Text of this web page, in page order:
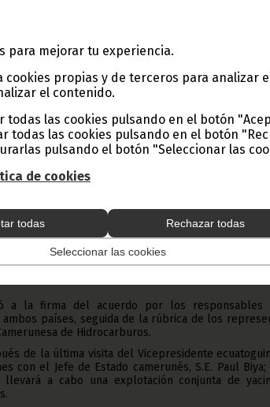
para mejorar tu experiencia.
cookies propias y de terceros para analizar
el contenido.
todas las cookies pulsando en el botón
todas las cookies pulsando en el botón
pulsando el botón "Seleccionar las
de cookies
todas Rechazar todas
Seleccionar las cookies
se han unido para la explotación
con la firma del Acuerdo de
de la República, S.E Teodoro Nguema Obiang
en el Palacio del Pueblo en Malabo.
este acuerdo marca un hito en las
de cooperación técnica y económica orientado a
y la creación de empleos en los dos pueblos.
por el Primer Ministro del Gobierno,
de los EE.UU en Guinea Ecuatorial; altos
de Camerún y Gepetrol, Nguema Obiang
de fuerzas, impulsada por los jefes de Estado de
regional como referencia energética en
los logros del acuerdo firmado demuestran
directo para la gestión eficiente de recursos
a la firma del acuerdo por los responsables
países, seguida de la rúbrica de los
de Hidrocarburos.
de la última visita del Vicepresidente
con el Jefe de Estado camerunés, S.E. Paul
a cabo una explotación conjunta de